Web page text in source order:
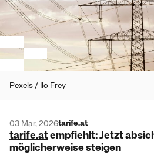
Pexels / Ilo Frey
03 Mar, 2026tarife.at
tarife.atempfiehlt: Jetzt
möglicherweise steigen